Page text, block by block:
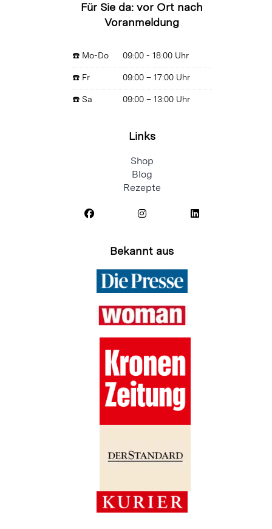
Für Sie da: vor Ort nach
Voranmeldung
☎️ Mo-Do 09:00 - 18:00 Uhr
☎️ Fr 09:00 – 17:00 Uhr
☎️ Sa 09:00 – 13:00 Uhr
Links
Shop
Blog
Rezepte
Bekannt aus